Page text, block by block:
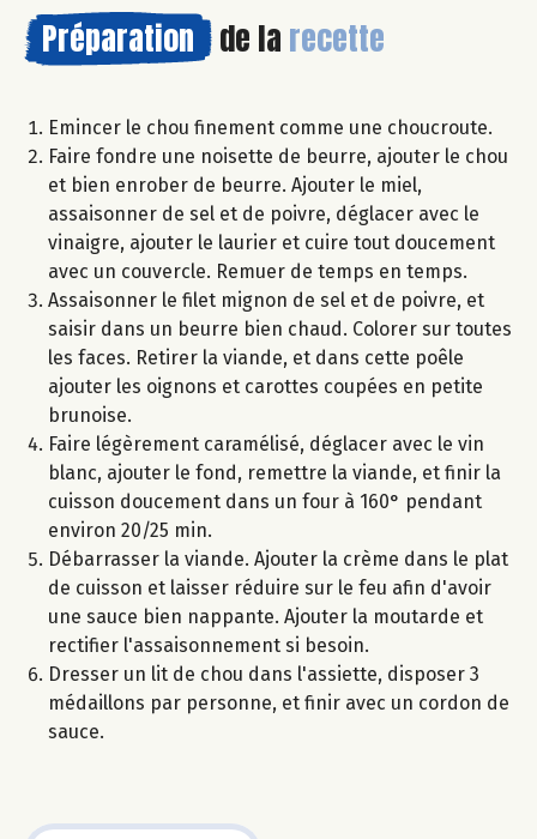
Préparation de la recette
Emincer le chou finement comme une choucroute.
Faire fondre une noisette de beurre, ajouter le chou
et bien enrober de beurre. Ajouter le miel,
assaisonner de sel et de poivre, déglacer avec le
vinaigre, ajouter le laurier et cuire tout doucement
avec un couvercle. Remuer de temps en temps.
Assaisonner le filet mignon de sel et de poivre, et
saisir dans un beurre bien chaud. Colorer sur toutes
les faces. Retirer la viande, et dans cette poêle
ajouter les oignons et carottes coupées en petite
brunoise.
Faire légèrement caramélisé, déglacer avec le vin
blanc, ajouter le fond, remettre la viande, et finir la
cuisson doucement dans un four à 160° pendant
environ 20/25 min.
Débarrasser la viande. Ajouter la crème dans le plat
de cuisson et laisser réduire sur le feu afin d'avoir
une sauce bien nappante. Ajouter la moutarde et
rectifier l'assaisonnement si besoin.
Dresser un lit de chou dans l'assiette, disposer 3
médaillons par personne, et finir avec un cordon de
sauce.